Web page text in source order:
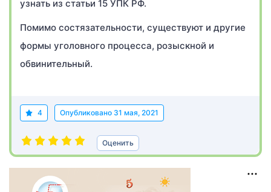
узнать из статьи 15 УПК РФ.
Помимо состязательности, существуют и другие
формы уголовного процесса, розыскной и
обвинительный.
4 Опубликовано 31 мая, 2021
Оценить